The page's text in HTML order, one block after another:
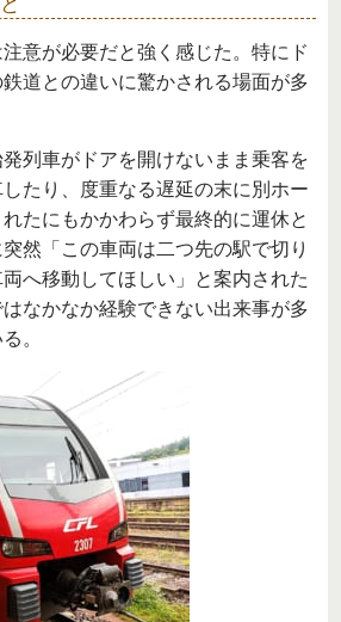
意が必要だと強く感じた。特にド
道との違いに驚かされる場面が多
列車がドアを開けないまま乗客を
たり、度重なる遅延の末に別ホー
たにもかかわらず最終的に運休と
然「この車両は二つ先の駅で切り
へ移動してほしい」と案内された
なかなか経験できない出来事が多
。